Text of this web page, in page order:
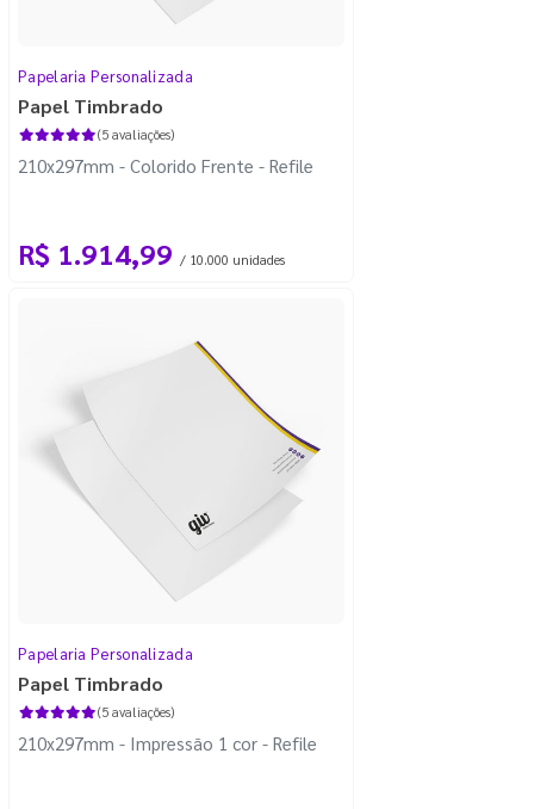
Papelaria Personalizada
Papel Timbrado
(5 avaliações)
210x297mm - Colorido Frente - Refile
R$ 1.914,99 / 10.000 unidades
Papelaria Personalizada
Papel Timbrado
(5 avaliações)
210x297mm - Impressão 1 cor - Refile